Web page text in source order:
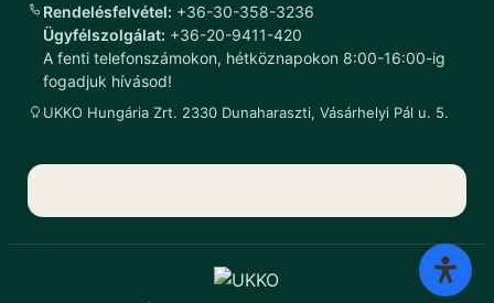
Rendelésfelvétel: +36-30-358-3236
Ügyfélszolgálat: +36-20-9411-420
A fenti telefonszámokon, hétköznapokon 8:00-16:00-ig
fogadjuk hívásod!
UKKO Hungária Zrt. 2330 Dunaharaszti, Vásárhelyi Pál u. 5.